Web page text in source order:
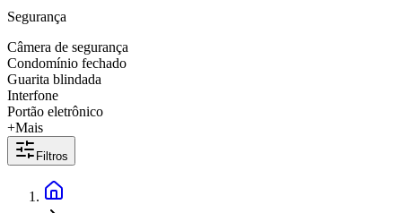
Segurança
Câmera de segurança
Condomínio fechado
Guarita blindada
Interfone
Portão eletrônico
+Mais
Filtros